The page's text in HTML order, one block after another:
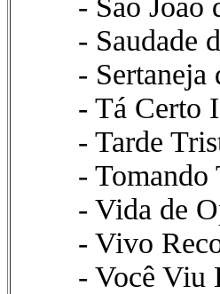
- Saudade
-
- Tá Certo
- Tarde
-
- Vida de
- Vivo
- Você Viu